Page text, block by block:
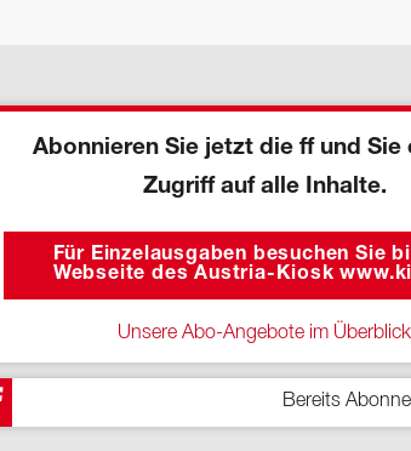
Abonnieren Sie jetzt die ff und Sie
Zugriff auf alle Inhalte.
Für Einzelausgaben besuchen Sie
Webseite des Austria-Kiosk
Unsere Abo-Angebote im Überblick
Bereits